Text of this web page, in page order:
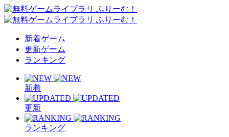
新着ゲーム
更新ゲーム
ランキング
新着
更新
ランキング